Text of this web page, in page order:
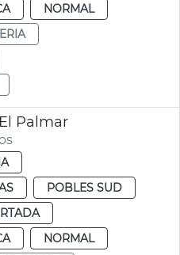
NORMAL
Palmar
POBLES SUD
NORMAL